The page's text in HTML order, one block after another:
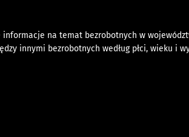
na temat bezrobotnych w
innymi bezrobotnych według płci, wieku i